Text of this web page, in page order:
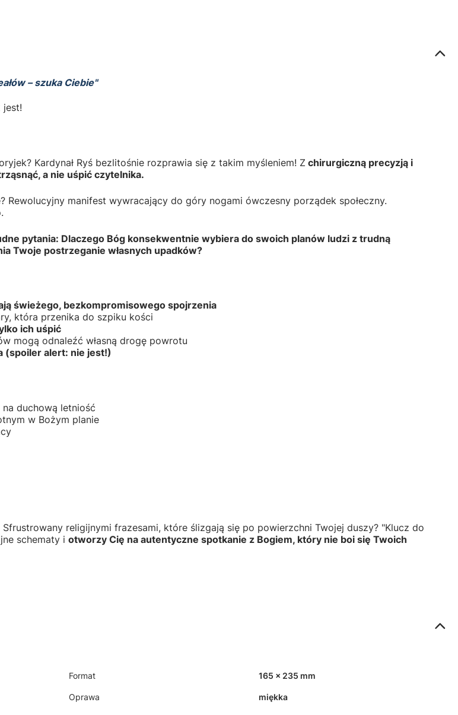
– szuka Ciebie"
jest!
Kardynał Ryś bezlitośnie rozprawia się z takim myśleniem! Z chirurgiczną precyzją i
a nie uśpić czytelnika.
Rewolucyjny manifest wywracający do góry nogami ówczesny porządek społeczny.
pytania: Dlaczego Bóg konsekwentnie wybiera do swoich planów ludzi z trudną
Twoje postrzeganie własnych upadków?
świeżego, bezkompromisowego spojrzenia
która przenika do szpiku kości
ich uśpić
mogą odnaleźć własną drogę powrotu
(spoiler alert: nie jest!)
duchową letniość
w Bożym planie
religijnymi frazesami, które ślizgają się po powierzchni Twojej duszy? "Klucz do
schematy i otworzy Cię na autentyczne spotkanie z Bogiem, który nie boi się Twoich
Format 165 x 235 mm
Oprawa miękka